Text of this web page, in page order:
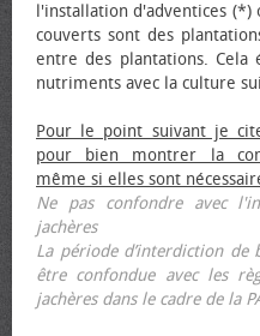
l'installation d'adventices
couverts sont des
entre des plantations.
nutriments avec la culture
Pour le point suivant je
pour bien montrer la
même si elles sont
Ne pas confondre avec
jachères
La période d’interdiction de
être confondue avec les
jachères dans le cadre de la